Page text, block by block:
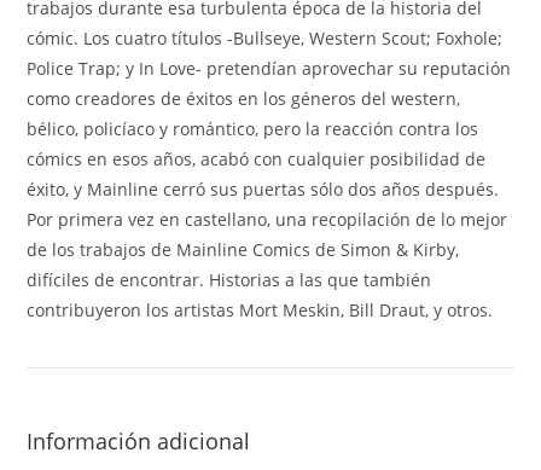
trabajos durante esa turbulenta época de la historia del
cómic. Los cuatro títulos -Bullseye, Western Scout; Foxhole;
Police Trap; y In Love- pretendían aprovechar su reputación
como creadores de éxitos en los géneros del western,
bélico, policíaco y romántico, pero la reacción contra los
cómics en esos años, acabó con cualquier posibilidad de
éxito, y Mainline cerró sus puertas sólo dos años después.
Por primera vez en castellano, una recopilación de lo mejor
de los trabajos de Mainline Comics de Simon & Kirby,
difíciles de encontrar. Historias a las que también
contribuyeron los artistas Mort Meskin, Bill Draut, y otros.
Información adicional